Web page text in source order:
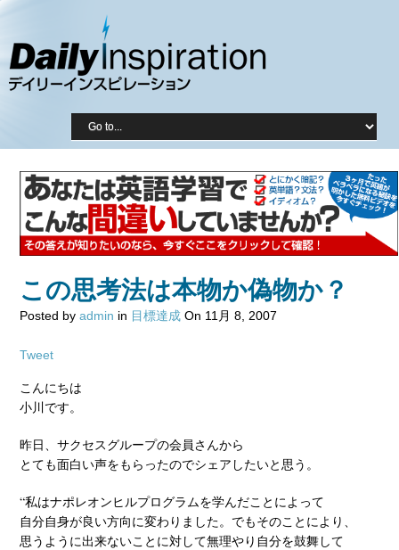
この思考法は本物か偽物か？
Posted by admin in 目標達成 On 11月 8, 2007
Tweet
こんにちは
小川です。
昨日、サクセスグループの会員さんから
とても面白い声をもらったのでシェアしたいと思う。
“私はナポレオンヒルプログラムを学んだことによって
自分自身が良い方向に変わりました。でもそのことにより、
思うように出来ないことに対して無理やり自分を鼓舞して